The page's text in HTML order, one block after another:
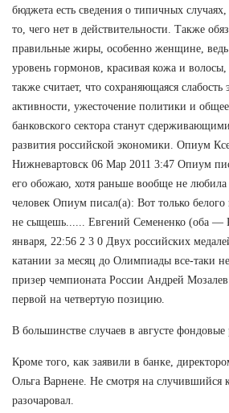
бюджета есть сведения о типичных
то, чего нет в действительности. Также
правильные жиры, особенно женщине,
уровень гормонов, красивая кожа и
также считает, что сохраняющаяся слабость
активности, ужесточение политики и
банковского сектора станут
развития российской экономики. Опиум
Нижневартовск 06 Мар 2011 3:47 Опиум
его обожаю, хотя раньше вообще не любила
человек Опиум писал(а): Вот только
не сыщешь...... Евгений Семененко (оба —
января, 22:56 2 3 0 Двух российских
катании за месяц до Олимпиады все-таки
призер чемпионата России Андрей Мозалев
первой на четвертую позицию.
В большинстве случаев в августе
Кроме того, как заявили в банке,
Ольга Варнене. Не смотря на случившийся
разочаровал.